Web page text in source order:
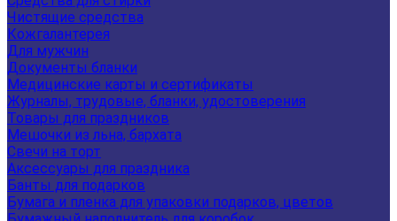
Чистящие средства
Кожгалантерея
Для мужчин
Документы бланки
Медицинские карты и сертификаты
Журналы, трудовые, бланки, удостоверения
Товары для праздников
Мешочки из льна, бархата
Свечи на торт
Аксессуары для праздника
Банты для подарков
Бумага и пленка для упаковки подарков, цветов